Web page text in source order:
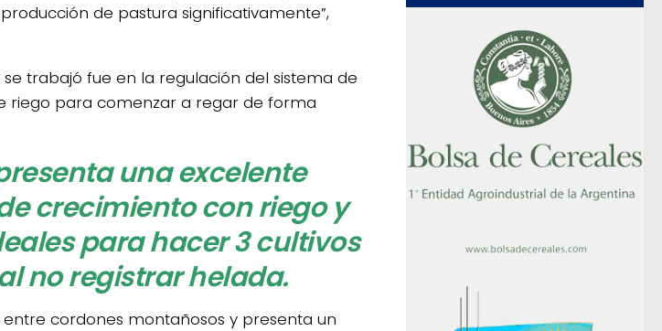
de pastura significativamente”,
se trabajó fue en la regulación del sistema de
riego para comenzar a regar de forma
una excelente
crecimiento con riego y
para hacer 3 cultivos
no registrar helada.
cordones montañosos y presenta un